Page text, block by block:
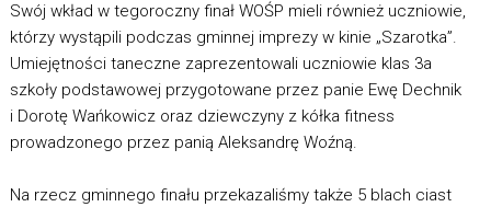
Swój wkład w tegoroczny finał WOŚP mieli również uczniowie,
którzy wystąpili podczas gminnej imprezy w kinie „Szarotka”.
Umiejętności taneczne zaprezentowali uczniowie klas 3a
szkoły podstawowej przygotowane przez panie Ewę Dechnik
i Dorotę Wańkowicz oraz dziewczyny z kółka fitness
prowadzonego przez panią Aleksandrę Woźną.
Na rzecz gminnego finału przekazaliśmy także 5 blach ciast